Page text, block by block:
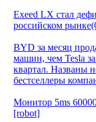
Exeed LX стал
российском
BYD за месяц
машин, чем Tesla
квартал. Названы
бестселлеры
Монитор 5ms
[robot]